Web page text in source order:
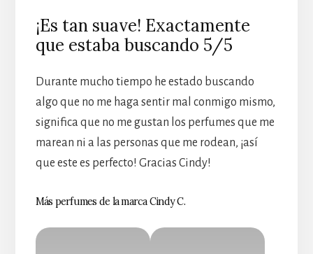
¡Es tan suave! Exactamente
que estaba buscando 5/5
Durante mucho tiempo he estado buscando
algo que no me haga sentir mal conmigo mismo,
significa que no me gustan los perfumes que me
marean ni a las personas que me rodean, ¡así
que este es perfecto! Gracias Cindy!
Más perfumes de la marca Cindy C.